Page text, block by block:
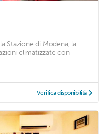
Stazione di Modena, la
climatizzate con
Verifica disponibilità